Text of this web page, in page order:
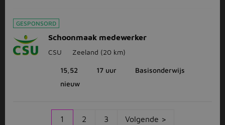
GESPONSORD
Schoonmaak medewerker
CSU Zeeland (20 km)
15,52 17 uur
Basisonderwijs
nieuw
1 2 3 Volgende >